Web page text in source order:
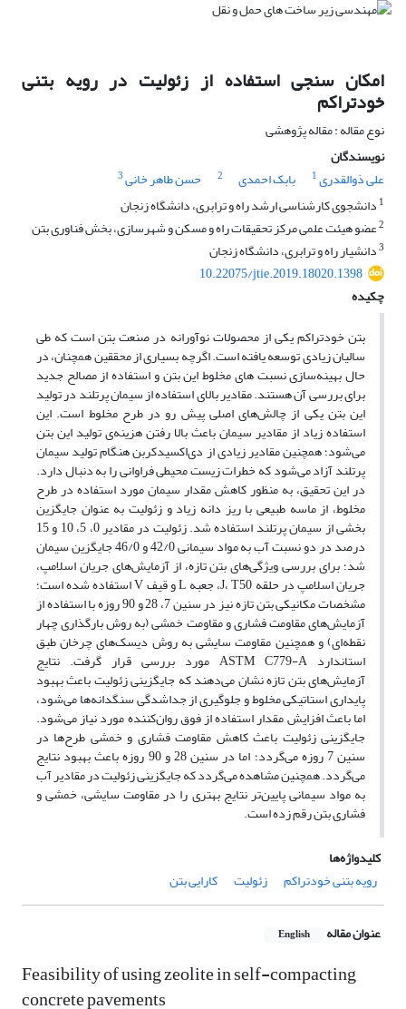
امکان سنجی استفاده از زئولیت در رویه بتنی
خودتراکم
نوع مقاله : مقاله پژوهشی
نویسندگان
علی ذوالقدری1 بابک احمدی 2 حسن طاهر خانی3
1 دانشجوی کارشناسی ارشد راه و ترابری، دانشگاه زنجان
2عضو هیئت علمی مرکز تحقیقات راه و مسکن و شهرسازی، بخش فناوری بتن
3دانشیار راه و ترابری، دانشگاه زنجان
10.22075/jtie.2019.18020.1398
چکیده
بتن خودتراکم یکی از محصولات نوآورانه در صنعت بتن است که طی
سالیان زیادی توسعه یافته است. اگرچه بسیاری از محققین همچنان، در
حال بهینه‌سازی نسبت های مخلوط این بتن و استفاده از مصالح جدید
برای بررسی آن هستند. مقادیر بالای استفاده از سیمان پرتلند در تولید
این بتن یکی از چالش‌های اصلی پیش رو در طرح مخلوط است. این
استفاده زیاد از مقادیر سیمان باعث بالا رفتن هزینه‌ی تولید این بتن
می‌شود؛ همچنین مقادیر زیادی از دی‌اکسید‌کربن هنگام تولید سیمان
پرتلند آزاد می‌شود که خطرات زیست محیطی فراوانی را به دنبال دارد.
در این تحقیق، به منظور کاهش مقدار سیمان مورد استفاده در طرح
مخلوط، از ماسه طبیعی با ریز دانه زیاد و زئولیت به عنوان جایگزین
بخشی از سیمان پرتلند استفاده شد. زئولیت در مقادیر 0، 5، 10 و 15
درصد در دو نسبت آب به مواد سیمانی 42/0 و 46/0 جایگزین سیمان
شد؛ برای بررسی ویژگی‌های بتن تازه، از آزمایش‌های جریان اسلامپ،
جریان اسلامپ در حلقه J، T50، جعبه L و قیف V استفاده شده است؛
مشخصات مکانیکی بتن تازه نیز در سنین 7، 28 و 90 روزه با استفاده از
آزمایش‌های مقاومت فشاری و مقاومت خمشی (به روش بارگذاری چهار
نقطه‌ای) و همچنین مقاومت سایشی به روش دیسک‌های چرخان طبق
استاندارد ASTM C779-A مورد بررسی قرار گرفت. نتایج
آزمایش‌های بتن تازه نشان می‌دهند که جایگزینی زئولیت باعث بهبود
پایداری استاتیکی مخلوط و جلوگیری از جداشدگی سنگدانه‌ها می‌شود،
اما باعث افزایش مقدار استفاده از فوق روان‌کننده مورد نیاز می‌شود.
جایگزینی زئولیت باعث کاهش مقاومت فشاری و خمشی طرح‌ها در
سنین 7 روزه می‌گردد؛ اما در سنین 28 و 90 روزه باعث بهبود نتایج
می‌گردد. همچنین مشاهده می‌گردد که جایگزینی زئولیت در مقادیر آب
به مواد سیمانی پایین‌تر نتایج بهتری را در مقاومت سایشی، خمشی و
فشاری بتن رقم زده است.
کلیدواژه‌ها
رویه بتنی خودتراکم
زئولیت کارایی بتن
عنوان مقاله English
Feasibility of using zeolite in self-compacting
concrete pavements